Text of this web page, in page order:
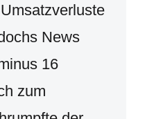
News
16
zum